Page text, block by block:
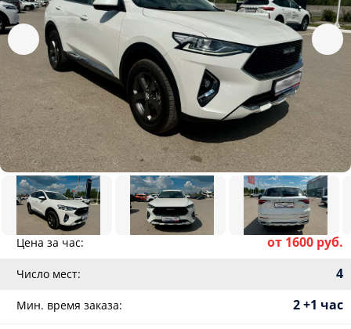
Цена за час: от 1600 руб.
Число мест: 4
Мин. время заказа: 2 +1 час